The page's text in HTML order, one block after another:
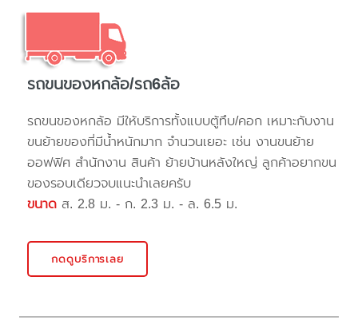
รถขนของหกล้อ/รถ6ล้อ
รถขนของหกล้อ มีให้บริการทั้งแบบตู้ทึบ/คอก เหมาะกับงาน
ขนย้ายของที่มีน้ำหนักมาก จำนวนเยอะ เช่น งานขนย้าย
ออฟฟิศ สำนักงาน สินค้า ย้ายบ้านหลังใหญ่ ลูกค้าอยากขน
ของรอบเดียวจบแนะนำเลยครับ
ขนาด ส. 2.8 ม. - ก. 2.3 ม. - ล. 6.5 ม.
กดดูบริการเลย